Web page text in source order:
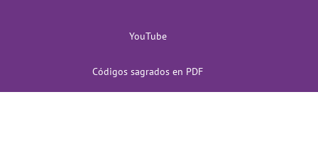
YouTube
Códigos sagrados en PDF